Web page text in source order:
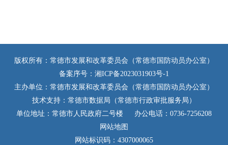
版权所有：常德市发展和改革委员会（常德市国防动员办公室）
备案序号： 湘ICP备2023031903号-1
主办单位：常德市发展和改革委员会（常德市国防动员办公室）
技术支持：常德市数据局（常德市行政审批服务局）
单位地址：常德市人民政府二号楼
办公电话：0736-7256208
网站地图
网站标识码：4307000065